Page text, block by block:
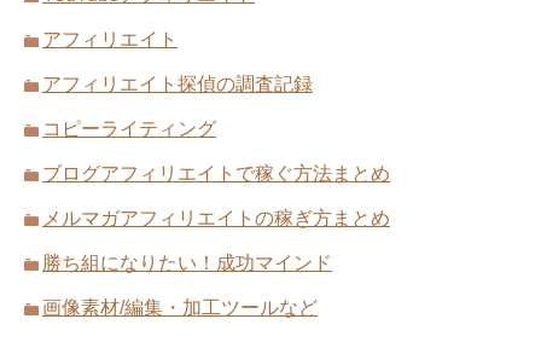
アフィリエイト
アフィリエイト探偵の調査記録
コピーライティング
ブログアフィリエイトで稼ぐ方法まとめ
メルマガアフィリエイトの稼ぎ方まとめ
勝ち組になりたい！成功マインド
画像素材/編集・加工ツールなど